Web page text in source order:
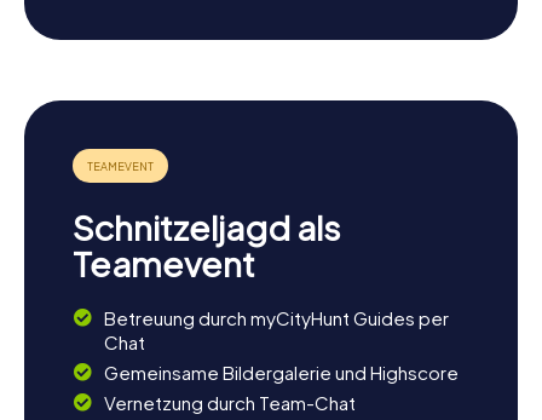
Nach der Schnitzeljagd in Almassora die Stadt
Nach einer aufregenden Schnitzeljagd in Almassora könnt
ihr die Stadt weiter erkunden und ihre Atmosphäre
genießen. Der Mercado Municipal de Almazora ist der
perfekte Ort, um in das lokale Leben einzutauchen und
der regionalen Spezialitäten erleben und vielleicht das
eine oder andere Souvenir mit nach Hause nehmen. Die
Nähe zum Fluss Mijares und zur Mittelmeerküste bietet
Natur zu unternehmen. Lasst den Tag bei einem
gemütlichen Abendessen in einem der lokalen
Restaurants ausklingen und genießt die kulinarischen
Köstlichkeiten der Region.
Schnitzeljagd als
Teamevent
Betreuung durch myCityHunt Guides per
Chat
Gemeinsame Bildergalerie und Highscore
Vernetzung durch Team-Chat